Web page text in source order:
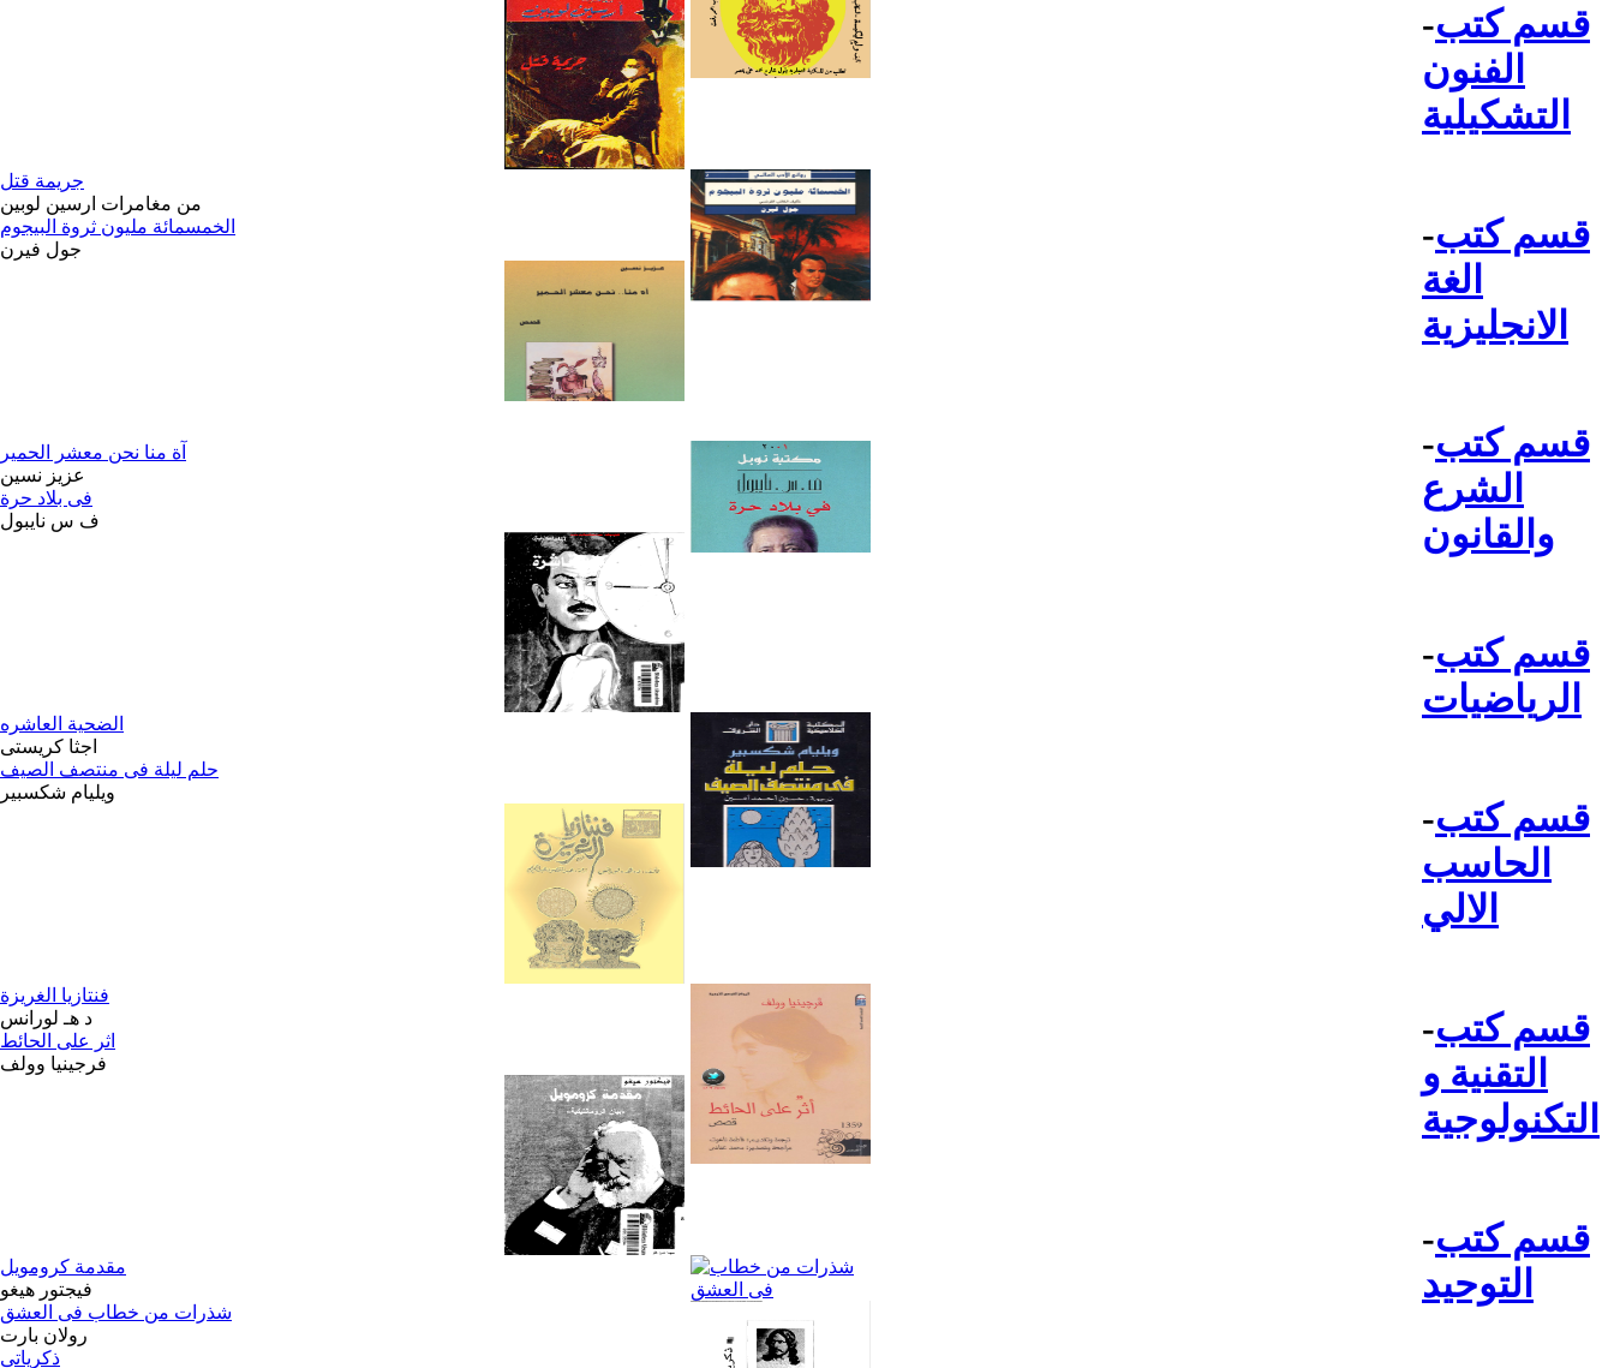
-قسم كتب
الفنون
التشكيلية
-قسم كتب
الغة
الانجليزية
-قسم كتب
الشرع
والقانون
-قسم كتب
الرياضيات
-قسم كتب
الحاسب
الالي
-قسم كتب
التقنية و
التكنولوجية
-قسم كتب
التوحيد
جريمة قتل
من مغامرات ارسين لوبين
الخمسمائة مليون ثروة البيجوم
جول فيرن
آة منا نحن معشر الحمير
عزيز نسين
فى بلاد حرة
ف س نايبول
الضحية العاشره
اجثا كريستى
حلم ليلة فى منتصف الصيف
ويليام شكسبير
فنتازيا الغريزة
د هـ لورانس
اثر على الحائط
فرجينيا وولف
مقدمة كرومويل
فيجتور هيغو
شذرات من خطاب فى العشق
رولان بارت
ذكرياتى